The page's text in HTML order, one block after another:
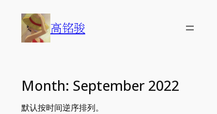
content
高铭骏
Month: September 2022
默认按时间逆序排列。